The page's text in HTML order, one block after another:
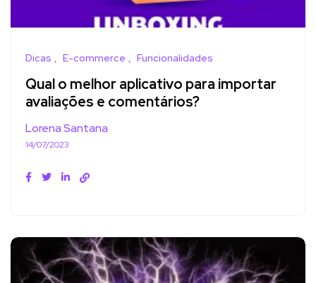
Dicas E-commerce Funcionalidades
Qual o melhor aplicativo para importar
avaliações e comentários?
Lorena Santana
14/07/2023